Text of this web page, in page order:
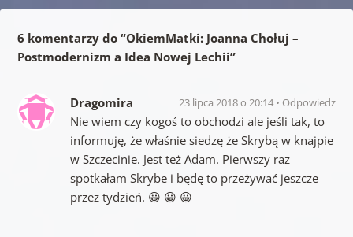
6 komentarzy do “OkiemMatki: Joanna Chołuj –
Postmodernizm a Idea Nowej Lechii”
Dragomira 23 lipca 2018 o 20:14 Odpowiedz
Nie wiem czy kogoś to obchodzi ale jeśli tak, to
informuję, że właśnie siedzę że Skrybą w knajpie
w Szczecinie. Jest też Adam. Pierwszy raz
spotkałam Skrybe i będę to przeżywać jeszcze
przez tydzień. 😀 😀 😀